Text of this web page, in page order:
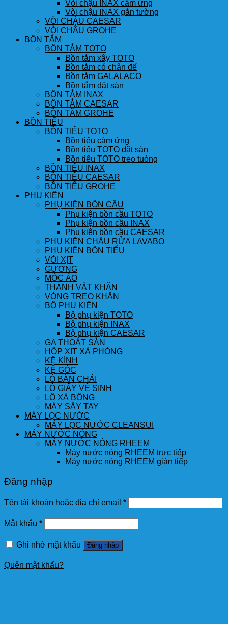
Vòi chậu INAX cảm ứng
Vòi chậu INAX gắn tường
VÒI CHẬU CAESAR
VÒI CHẬU GROHE
BỒN TẮM
BỒN TẮM TOTO
Bồn tắm xây TOTO
Bồn tắm có chân đế
Bồn tắm GALALACO
Bồn tắm đặt sàn
BỒN TẮM INAX
BỒN TẮM CAESAR
BỒN TẮM GROHE
BỒN TIỂU
BỒN TIỂU TOTO
Bồn tiểu cảm ứng
Bồn tiểu TOTO đặt sàn
Bồn tiểu TOTO treo tuòng
BỒN TIỂU INAX
BỒN TIỂU CAESAR
BỒN TIỂU GROHE
PHỤ KIỆN
PHỤ KIỆN BỒN CẦU
Phụ kiện bồn cầu TOTO
Phụ kiện bồn cầu INAX
Phụ kiện bồn cầu CAESAR
PHỤ KIỆN CHẬU RỬA LAVABO
PHỤ KIỆN BỒN TIỂU
VÒI XỊT
GƯƠNG
MÓC ÁO
THANH VẮT KHĂN
VÒNG TREO KHĂN
BỘ PHỤ KIỆN
Bộ phụ kiện TOTO
Bộ phụ kiện INAX
Bộ phụ kiện CAESAR
GA THOÁT SÀN
HỘP XỊT XÀ PHÒNG
KỆ KÍNH
KỆ GÓC
LÔ BÀN CHẢI
LÔ GIẤY VỆ SINH
LÔ XÀ BÔNG
MÁY SẤY TAY
MÁY LỌC NƯỚC
MÁY LỌC NƯỚC CLEANSUI
MÁY NƯỚC NÓNG
MÁY NƯỚC NÓNG RHEEM
Máy nước nóng RHEEM trực tiếp
Máy nước nóng RHEEM gián tiếp
Đăng nhập
Tên tài khoản hoặc địa chỉ email *
Mật khẩu *
Ghi nhớ mật khẩu Đăng nhập
Quên mật khẩu?